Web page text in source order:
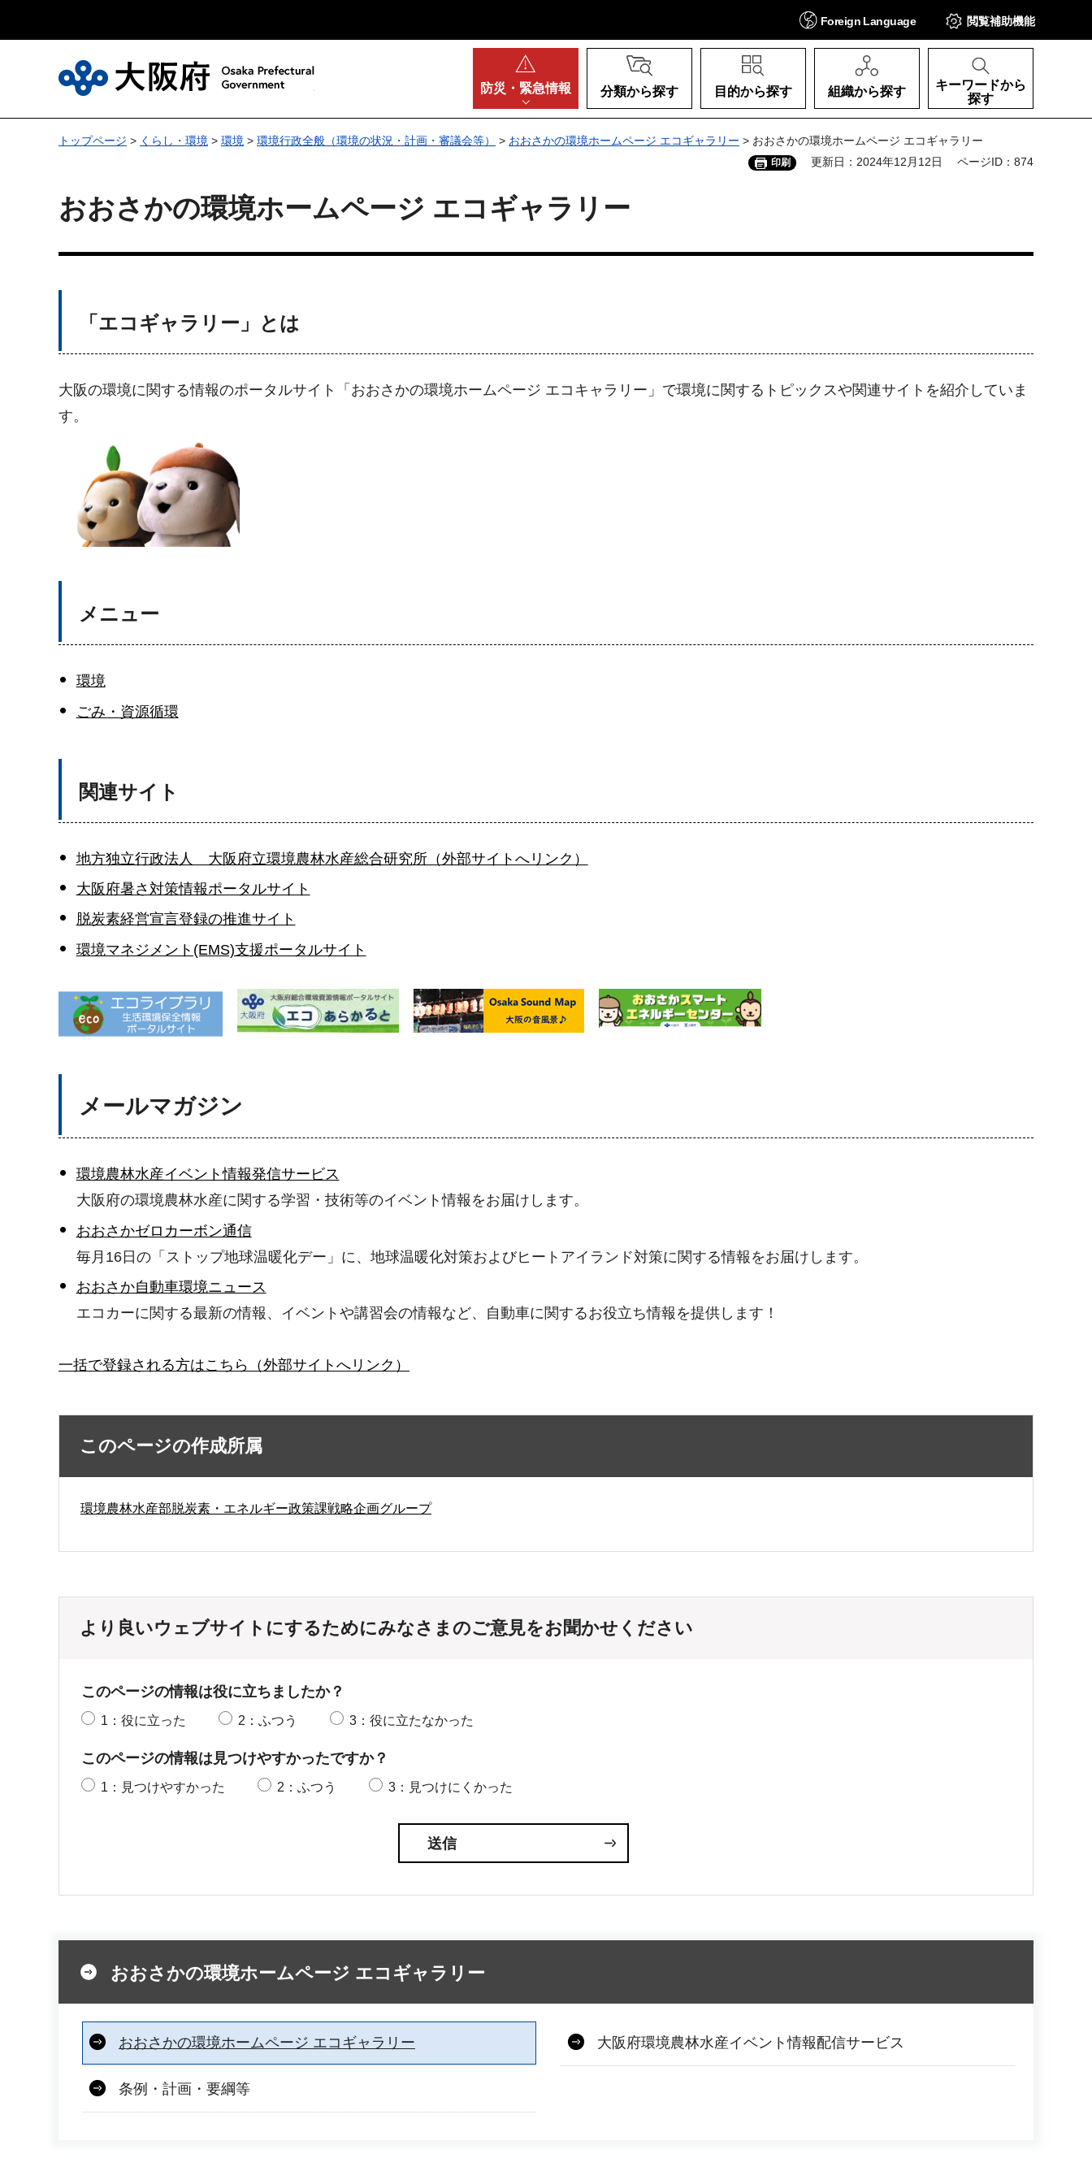
Foreign Language 閲覧補助機能
防災・ 緊急情報 分類から探す 目的から探す 組織から探す
キーワードから
探す
トップページ > くらし・環境 > 環境 > 環境行政全般（環境の状況・計画・審議会等） > おおさかの環境ホームページ エコギャラリー > おおさかの環境ホームページ エコギャラリー
印刷 更新日：2024年12月12日 ページID：874
おおさかの環境ホームページ エコギャラリー
「エコギャラリー」とは
大阪の環境に関する情報のポータルサイト「おおさかの環境ホームページ エコキャラリー」で環境に関するトピックスや関連サイトを紹介していま
す。
メニュー
環境
ごみ・資源循環
関連サイト
地方独立行政法人 大阪府立環境農林水産総合研究所（外部サイトへリンク）
大阪府暑さ対策情報ポータルサイト
脱炭素経営宣言登録の推進サイト
環境マネジメント(EMS)支援ポータルサイト
メールマガジン
環境農林水産イベント情報発信サービス
大阪府の環境農林水産に関する学習・技術等のイベント情報をお届けします。
おおさかゼロカーボン通信
毎月16日の「ストップ地球温暖化デー」に、地球温暖化対策およびヒートアイランド対策に関する情報をお届けします。
おおさか自動車環境ニュース
エコカーに関する最新の情報、イベントや講習会の情報など、自動車に関するお役立ち情報を提供します！
一括で登録される方はこちら（外部サイトへリンク）
このページの作成所属
環境農林水産部脱炭素・エネルギー政策課戦略企画グループ
より良いウェブサイトにするためにみなさまのご意見をお聞かせください
このページの情報は役に立ちましたか？
1：役に立った 2：ふつう 3：役に立たなかった
このページの情報は見つけやすかったですか？
1：見つけやすかった 2：ふつう 3：見つけにくかった
おおさかの環境ホームページ エコギャラリー
おおさかの環境ホームページ エコギャラリー 大阪府環境農林水産イベント情報配信サービス
条例・計画・要綱等